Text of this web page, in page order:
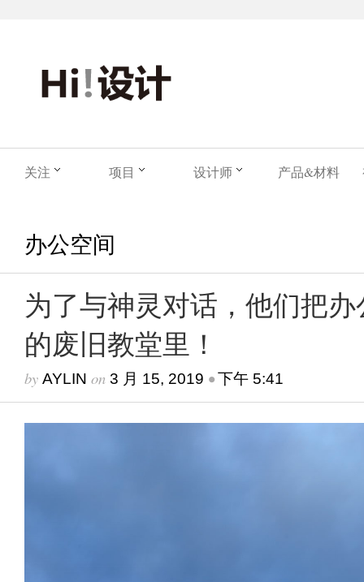
关注 项目 设计师 产品&材料
办公空间
为了与神灵对话，他们把
的废旧教堂里！
by AYLIN on 3 月 15, 2019 •下午 5:41